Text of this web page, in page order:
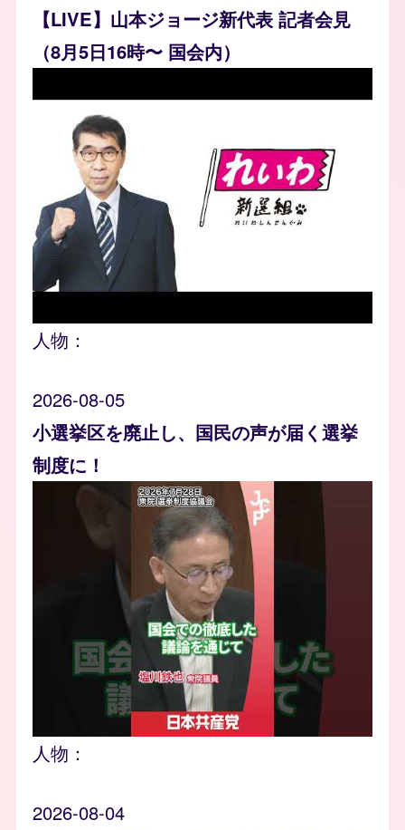
【LIVE】山本ジョージ新代表 記者会見
（8月5日16時〜 国会内）
人物：
2026-08-05
小選挙区を廃止し、国民の声が届く選挙
制度に！
人物：
2026-08-04